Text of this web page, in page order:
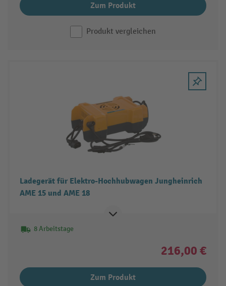
Zum Produkt
Produkt vergleichen
Ladegerät für Elektro-Hochhubwagen Jungheinrich
AME 15 und AME 18
8 Arbeitstage
216,00 €
Zum Produkt